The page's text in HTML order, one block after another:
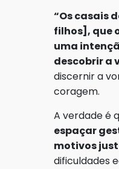
“Os casais
filhos], que
uma
descobrir a
discernir a
coragem.
A verdade é
espaçar
motivos
dificuldades